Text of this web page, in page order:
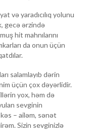
və yaradıcılıq yolunu
gecə ərzində
hit mahnılarını
da onun üçün
salamlayıb dərin
üçün çox dəyərlidir.
yox, həm də
sevginin
– ailəm, sənət
Sizin sevginizlə